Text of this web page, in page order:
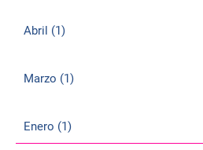
Abril (1)
Marzo (1)
Enero (1)